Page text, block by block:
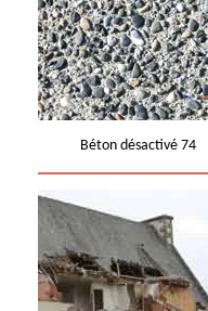
Béton désactivé 74